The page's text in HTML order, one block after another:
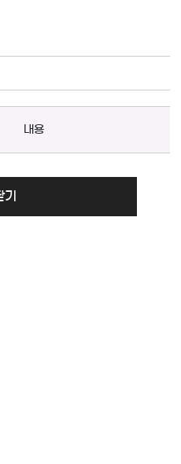
내용
기